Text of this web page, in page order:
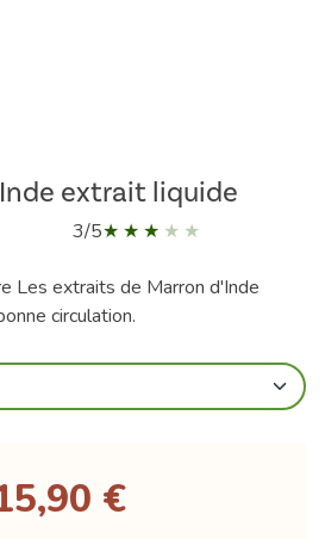
extrait liquide
3/5
Les extraits de Marron d'Inde
circulation.
€